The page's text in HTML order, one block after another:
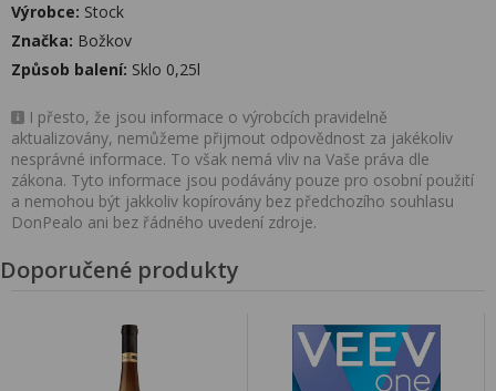
Výrobce: Stock
Značka: Božkov
Způsob balení: Sklo 0,25l
I přesto, že jsou informace o výrobcích pravidelně
aktualizovány, nemůžeme přijmout odpovědnost za jakékoliv
nesprávné informace. To však nemá vliv na Vaše práva dle
zákona. Tyto informace jsou podávány pouze pro osobní použití
a nemohou být jakkoliv kopírovány bez předchozího souhlasu
DonPealo ani bez řádného uvedení zdroje.
Doporučené produkty